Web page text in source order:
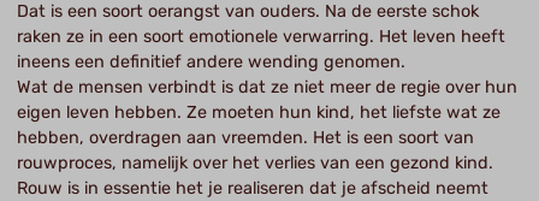
Dat is een soort oerangst van ouders. Na de eerste schok
raken ze in een soort emotionele verwarring. Het leven heeft
ineens een definitief andere wending genomen.
Wat de mensen verbindt is dat ze niet meer de regie over hun
eigen leven hebben. Ze moeten hun kind, het liefste wat ze
hebben, overdragen aan vreemden. Het is een soort van
rouwproces, namelijk over het verlies van een gezond kind.
Rouw is in essentie het je realiseren dat je afscheid neemt